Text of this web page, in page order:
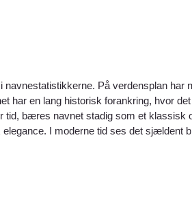
På verdensplan har
har en lang historisk forankring, hvor
tid, bæres navnet stadig som et klassisk
I moderne tid ses det sjældent